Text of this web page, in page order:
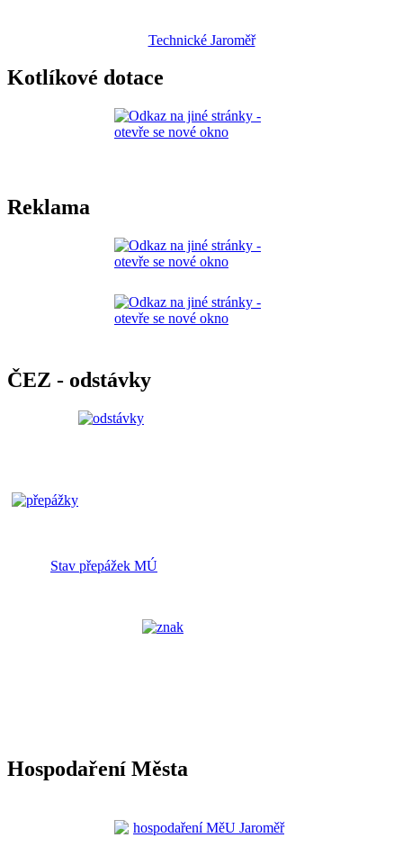
Technické Jaroměř
Kotlíkové dotace
Reklama
ČEZ - odstávky
Stav přepážek MÚ
Hospodaření Města